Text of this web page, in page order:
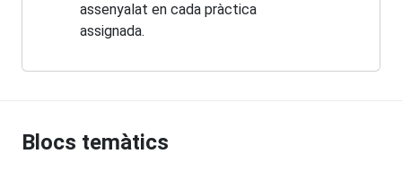
assenyalat en cada pràctica
assignada.
Blocs temàtics